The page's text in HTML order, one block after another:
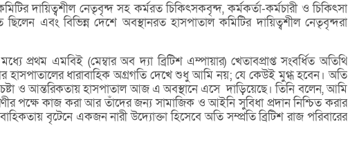
দায়িত্বশীল নেতৃবৃন্দ সহ কর্মরত চিকিৎসকবৃন্দ, কর্মকর্তা-কর্মচারী ও চিকিৎসা
এবং বিভিন্ন দেশে অবস্থানরত হাসপাতাল কমিটির দায়িত্বশীল নেতৃবৃন্দরা
প্রথম এমবিই (মেম্বার অব দ্যা ব্রিটিশ এম্পায়ার) খেতাবপ্রাপ্ত সংবর্ধিত অতিথি
ধারাবাহিক অগ্রগতি দেখে শুধু আমি নয়; যে কেউই মুগ্ধ হবেন। অতি
ও আন্তরিকতায় হাসপাতাল আজ এ অবস্থানে এসে দাড়িয়েছে। তিনি বলেন, আমি
পক্ষে কাজ করা আর তাঁদের জন্য সামাজিক ও আইনি সুবিধা প্রদান নিশ্চিত করার
বৃটেনে একজন নারী উদ্যোক্তা হিসেবে অতি সম্প্রতি ব্রিটিশ রাজ পরিবারের